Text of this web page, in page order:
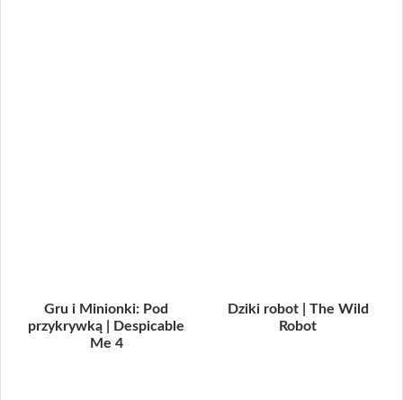
Gru i Minionki: Pod
przykrywką | Despicable
Me 4
Dziki robot | The Wild
Robot